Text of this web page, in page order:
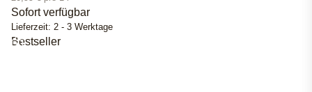
Sofort verfügbar
Lieferzeit: 2 - 3 Werktage
Bestseller